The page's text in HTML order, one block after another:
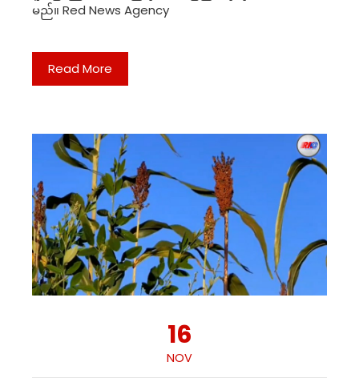
မည်။ Red News Agency
Read More
16
NOV